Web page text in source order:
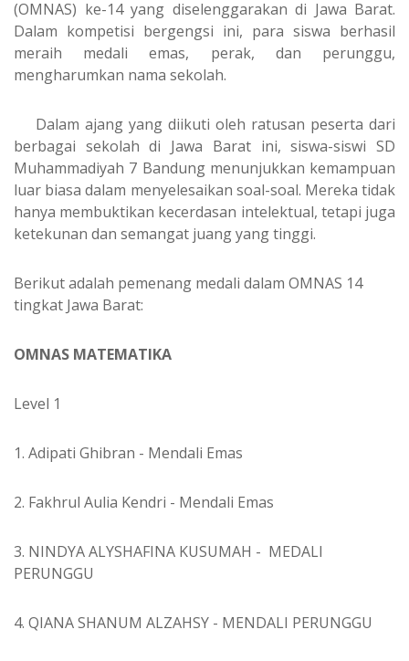
(OMNAS) ke-14 yang diselenggarakan di Jawa Barat.
Dalam kompetisi bergengsi ini, para siswa berhasil
meraih medali emas, perak, dan perunggu,
mengharumkan nama sekolah.
Dalam ajang yang diikuti oleh ratusan peserta dari
berbagai sekolah di Jawa Barat ini, siswa-siswi SD
Muhammadiyah 7 Bandung menunjukkan kemampuan
luar biasa dalam menyelesaikan soal-soal. Mereka tidak
hanya membuktikan kecerdasan intelektual, tetapi juga
ketekunan dan semangat juang yang tinggi.
Berikut adalah pemenang medali dalam OMNAS 14
tingkat Jawa Barat:
OMNAS MATEMATIKA
Level 1
1. Adipati Ghibran - Mendali Emas
2. Fakhrul Aulia Kendri - Mendali Emas
3. NINDYA ALYSHAFINA KUSUMAH - MEDALI
PERUNGGU
4. QIANA SHANUM ALZAHSY - MENDALI PERUNGGU